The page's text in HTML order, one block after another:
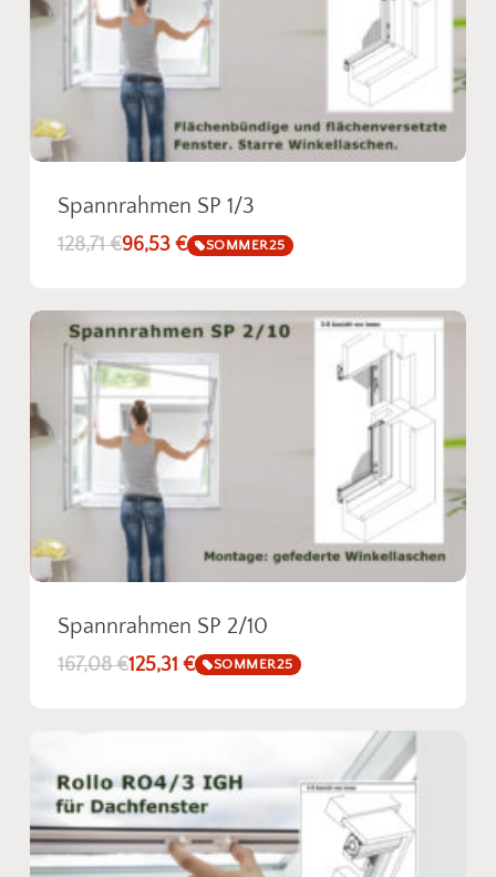
Fotos senden
Spannrahmen SP 1/3
128,71€96,53 € SOMMER25
Spannrahmen SP 2/10
167,08€125,31 € SOMMER25